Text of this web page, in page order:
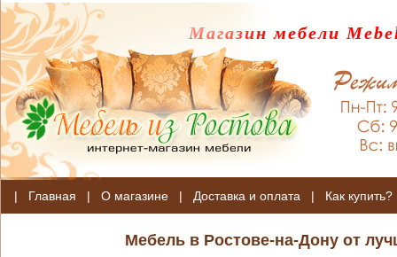
Магазин мебели
| Главная | О магазине | Доставка и оплата | Как купить?
Мебель в Ростове-на-Дону от